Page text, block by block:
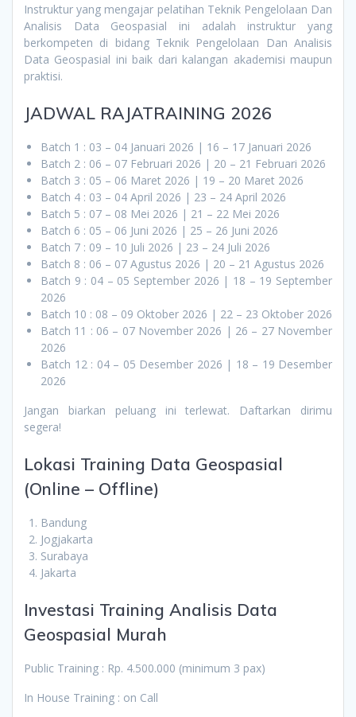
Instruktur yang mengajar pelatihan Teknik Pengelolaan Dan
Analisis Data Geospasial ini adalah instruktur yang
berkompeten di bidang Teknik Pengelolaan Dan Analisis
Data Geospasial ini baik dari kalangan akademisi maupun
praktisi.
JADWAL RAJATRAINING 2026
Batch 1 : 03 – 04 Januari 2026 | 16 – 17 Januari 2026
Batch 2 : 06 – 07 Februari 2026 | 20 – 21 Februari 2026
Batch 3 : 05 – 06 Maret 2026 | 19 – 20 Maret 2026
Batch 4 : 03 – 04 April 2026 | 23 – 24 April 2026
Batch 5 : 07 – 08 Mei 2026 | 21 – 22 Mei 2026
Batch 6 : 05 – 06 Juni 2026 | 25 – 26 Juni 2026
Batch 7 : 09 – 10 Juli 2026 | 23 – 24 Juli 2026
Batch 8 : 06 – 07 Agustus 2026 | 20 – 21 Agustus 2026
Batch 9 : 04 – 05 September 2026 | 18 – 19 September
2026
Batch 10 : 08 – 09 Oktober 2026 | 22 – 23 Oktober 2026
Batch 11 : 06 – 07 November 2026 | 26 – 27 November
2026
Batch 12 : 04 – 05 Desember 2026 | 18 – 19 Desember
2026
Jangan biarkan peluang ini terlewat. Daftarkan dirimu
segera!
Lokasi Training Data Geospasial
(Online – Offline)
Bandung
Jogjakarta
Surabaya
Jakarta
Investasi Training Analisis Data
Geospasial Murah
Public Training : Rp. 4.500.000 (minimum 3 pax)
In House Training : on Call